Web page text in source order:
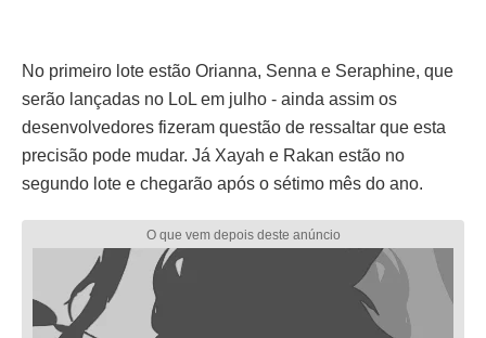
No primeiro lote estão Orianna, Senna e Seraphine, que
serão lançadas no LoL em julho - ainda assim os
desenvolvedores fizeram questão de ressaltar que esta
precisão pode mudar. Já Xayah e Rakan estão no
segundo lote e chegarão após o sétimo mês do ano.